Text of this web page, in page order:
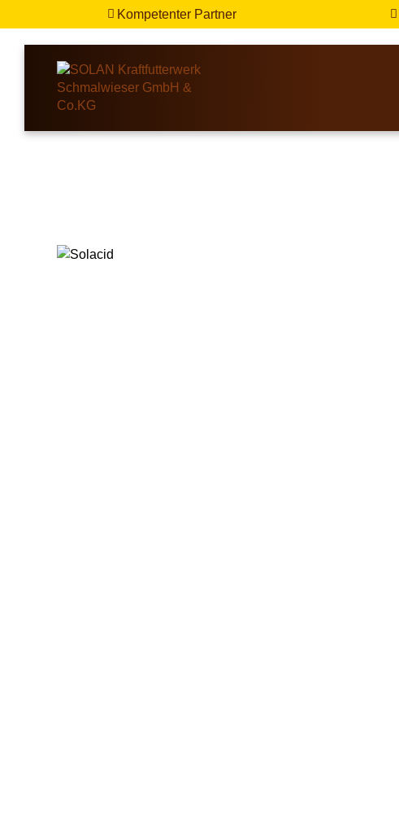
 Kompetenter Partner 